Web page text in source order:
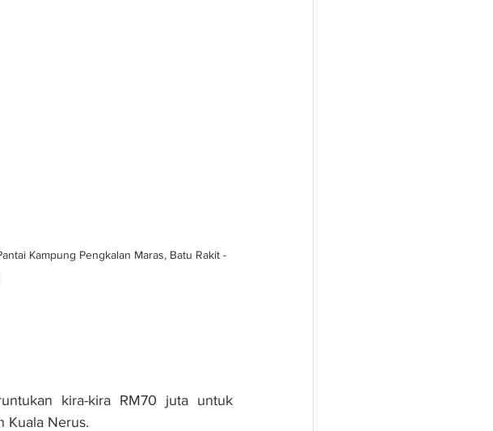
Kampung Pengkalan Maras, Batu Rakit -
kira-kira RM70 juta untuk
Kuala Nerus.